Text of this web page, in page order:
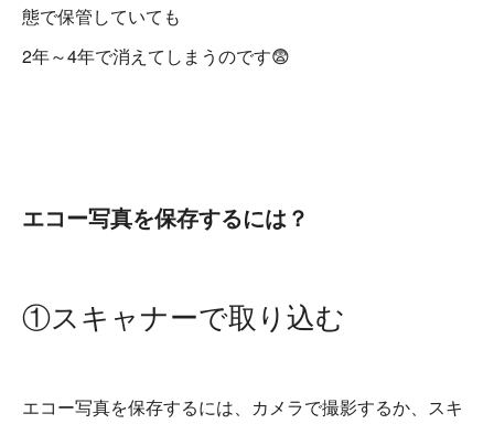
態で保管していても
2年～4年で消えてしまうのです😨
エコー写真を保存するには？
①スキャナーで取り込む
エコー写真を保存するには、カメラで撮影するか、スキ